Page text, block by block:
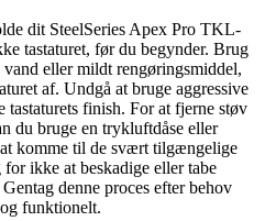
dit SteelSeries Apex Pro TKL-
tastaturet, før du begynder. Brug
eller mildt rengøringsmiddel,
af. Undgå at bruge aggressive
tastaturets finish. For at fjerne støv
du bruge en trykluftdåse eller
komme til de svært tilgængelige
ikke at beskadige eller tabe
denne proces efter behov
funktionelt.